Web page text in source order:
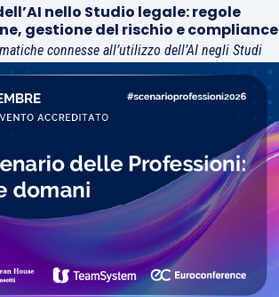
nello Studio legale: regole
gestione del rischio e compliance
connesse all’utilizzo dell’AI negli Studi